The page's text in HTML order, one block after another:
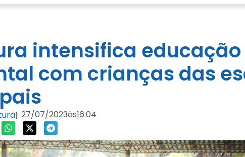
intensifica educação
com crianças das
| 27/07/2023às16:04